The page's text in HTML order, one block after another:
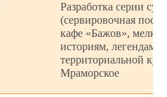
Разработка серии
(сервировочная
кафе «Бажов»,
историям, легендам
территориальной
Мраморское